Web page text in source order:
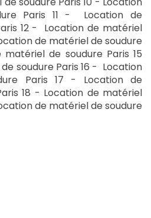
Paris 11 - Location de
12 - Location de matériel
de matériel de soudure
matériel de soudure Paris 15
soudure Paris 16 - Location
Paris 17 - Location de
18 - Location de matériel
de matériel de soudure